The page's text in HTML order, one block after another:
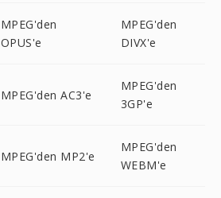
MPEG'den
OPUS'e
MPEG'den
DIVX'e
MPEG'den AC3'e
MPEG'den
3GP'e
MPEG'den MP2'e
MPEG'den
WEBM'e